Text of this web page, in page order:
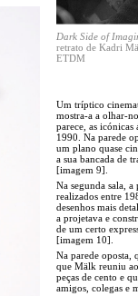
Dark Side of
retrato de Kadri
ETDM
Um tríptico
mostra-a a olhar-
parece, as
1990. Na parede
um plano quase
a sua bancada de
[imagem 9].
Na segunda sala, a
realizados entre
desenhos mais
a projetava e
de um certo
[imagem 10].
Na parede oposta,
que Mälk reuniu
peças de cento e
amigos, colegas e